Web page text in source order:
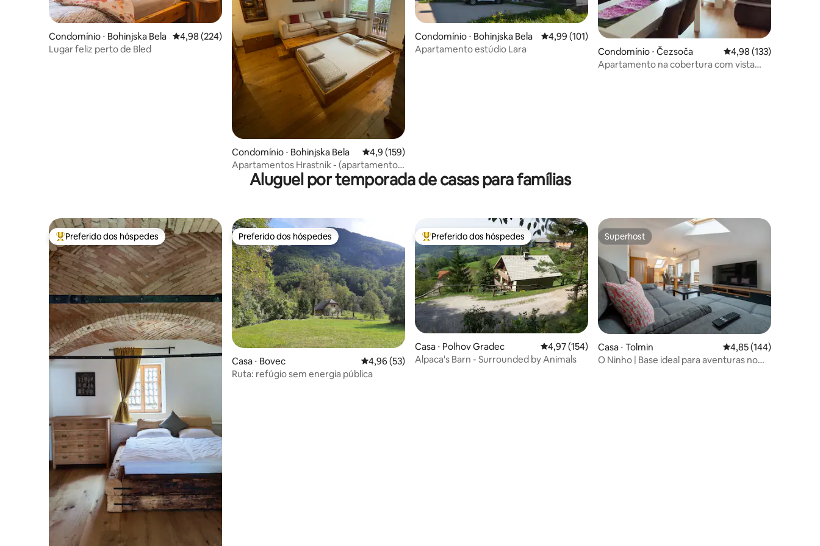
Condomínio ⋅ Bohinjska Bela 4,98 de uma avaliação média de 5, 224 avaliações
4,98 (224)
Lugar feliz perto de Bled
Condomínio ⋅ Bohinjska Bela 4,9 de uma avaliação média de 5, 159 avaliações
4,9 (159)
Apartamentos Hrastnik - (apartamento
Condomínio ⋅ Bohinjska Bela 4,99 de uma avaliação média de 5, 101 avaliações
4,99 (101)
Apartamento estúdio Lara
Condomínio ⋅ Čezsoča 4,98 de uma avaliação
4,98 (133)
Apartamento na cobertura com vista
Aluguel por temporada de casas para famílias
Entre os melhores preferidos dos hóspedes
Preferido dos hóspedes Preferido dos hóspedes
Preferido dos hóspedes
Casa ⋅ Bovec 4,96 de uma avaliação média de 5, 53 avaliações
4,96 (53)
Ruta: refúgio sem energia pública
Entre os melhores preferidos dos hóspedes
Preferido dos hóspedes
Casa ⋅ Polhov Gradec 4,97 de uma avaliação média de 5, 154 avaliações
4,97 (154)
Alpaca's Barn - Surrounded by Animals
Superhost
Superhost
Casa ⋅ Tolmin 4,85 de uma avaliação
4,85 (144)
O Ninho | Base ideal para aventuras no